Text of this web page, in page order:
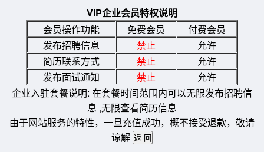
VIP企业会员特权说明
会员操作功能
免费会员
付费会员
发布招聘信息
禁止
允许
简历联系方式
禁止
允许
发布面试通知
禁止
允许
企业入驻套餐说明: 在套餐时间范围内可以无限发布招聘信
息 ,无限查看简历信息
由于网站服务的特性，一旦充值成功，概不接受退款，敬请
谅解